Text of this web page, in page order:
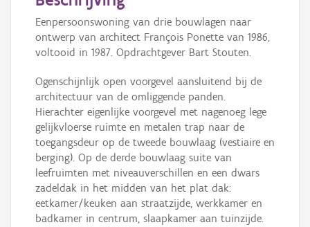
Eenpersoonswoning van drie bouwlagen naar
ontwerp van architect François Ponette van 1986,
voltooid in 1987. Opdrachtgever Bart Stouten.
Ogenschijnlijk open voorgevel aansluitend bij de
architectuur van de omliggende panden.
Hierachter eigenlijke voorgevel met nagenoeg lege
gelijkvloerse ruimte en metalen trap naar de
toegangsdeur op de tweede bouwlaag (vestiaire en
berging). Op de derde bouwlaag suite van
leefruimten met niveauverschillen en een dwars
zadeldak in het midden van het plat dak:
eetkamer/keuken aan straatzijde, werkkamer en
badkamer in centrum, slaapkamer aan tuinzijde.